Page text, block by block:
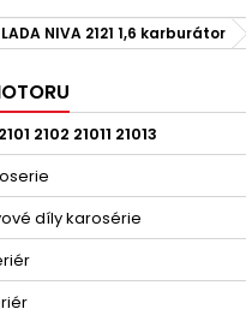
LADA NIVA 2121 1,6 karburátor
2102 21011 21013
díly karosérie